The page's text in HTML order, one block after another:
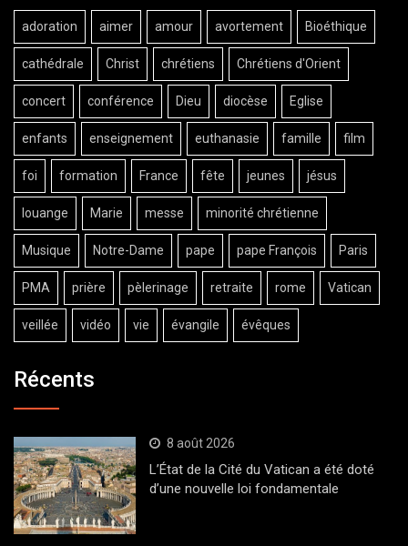
adoration aimer amour avortement Bioéthique
cathédrale Christ chrétiens Chrétiens d'Orient
concert conférence Dieu diocèse Eglise
enfants enseignement euthanasie famille film
foi formation France fête jeunes jésus
louange Marie messe minorité chrétienne
Musique Notre-Dame pape pape François Paris
PMA prière pèlerinage retraite rome Vatican
veillée vidéo vie évangile évêques
Récents
8 août 2026
L’État de la Cité du Vatican a été doté
d’une nouvelle loi fondamentale